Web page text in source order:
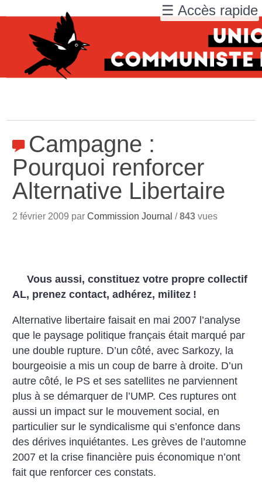
Campagne :
Pourquoi renforcer
Alternative Libertaire
2 février 2009 parCommission Journal /843 vues
Vous aussi, constituez votre propre collectif
AL, prenez contact, adhérez, militez !
Alternative libertaire faisait en mai 2007 l’analyse
que le paysage politique français était marqué par
une double rupture. D’un côté, avec Sarkozy, la
bourgeoisie a mis un coup de barre à droite. D’un
autre côté, le PS et ses satellites ne parviennent
plus à se démarquer de l’UMP. Ces ruptures ont
aussi un impact sur le mouvement social, en
particulier sur le syndicalisme qui s’enfonce dans
des dérives inquiétantes. Les grèves de l’automne
2007 et la crise financière puis économique n’ont
fait que renforcer ces constats.
☰ Accès rapide